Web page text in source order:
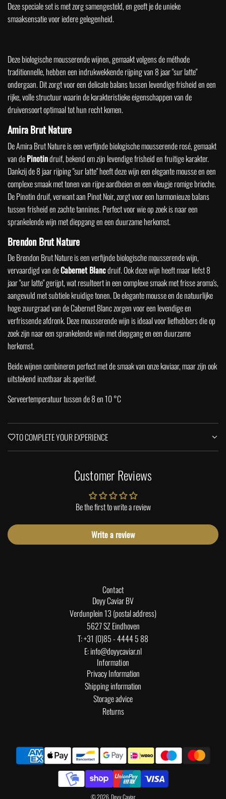
g
Deze speciale set is met zorg samengesteld, en geeft je de unieke
smaaksensatie voor iedere gelegenheid.
Deze biologische mousserende wijnen, gemaakt volgens de méthode
traditionnelle, hebben een indrukwekkende rijping van 8 jaar "sur latte"
ondergaan. Dit zorgt voor een delicate balans tussen levendige frisheid en een
rijke, volle structuur waarin de karakteristieke eigenschappen van de
druivensoort optimaal tot hun recht komen.
Amira Brut Nature
De Amira Brut Nature is een verfijnde biologische mousserende rosé, gemaakt
van dePinotindruif, bekend om zijn levendige frisheid en fruitige karakter.
Dankzij de 8 jaar rijping "sur latte" heeft deze wijn een elegante mousse en een
complexe smaak met tonen van rijpe aardbeien en een vleugje romige brioche.
De Pinotin druif, verwant aan Pinot Noir, zorgt voor een harmonieuze balans
tussen frisheid en zachte tannines. Perfect voor wie op zoek is naar een
sprankelende wijn met diepgang en een duurzame herkomst.
Brendon Brut Nature
De Brendon Brut Nature is een verfijnde biologische mousserende wijn,
vervaardigd van deCabernet Blancdruif. Ook deze wijn heeft maar liefst 8
jaar "sur latte" gerijpt, wat resulteert in een complexe smaak met frisse aroma's,
aangevuld met subtiele kruidige tonen. De elegante mousse en de natuurlijke
hoge zuurgraad van de Cabernet Blanc zorgen voor een levendige en
verfrissende afdronk. Deze mousserende wijn is ideaal voor liefhebbers die op
zoek zijn naar een sprankelende wijn met diepgang en een duurzame
herkomst.
Beide wijnen combineren perfect met de smaak van onze kaviaar, maar zijn ook
uitstekend inzetbaar als aperitief.
Serveertemperatuur tussen de 8 en 10 °C
TO COMPLETE YOUR EXPERIENCE
Customer Reviews
Be the first to write a review
Write a review
Contact
Doyy Caviar BV
Verdunplein 13 (postal address)
5627 SZ Eindhoven
T: +31 (0)85 - 4444 5 88
E: info@doyycaviar.nl
Information
Privacy Information
Shipping information
Storage advice
Returns
© 2026, Doyy Caviar